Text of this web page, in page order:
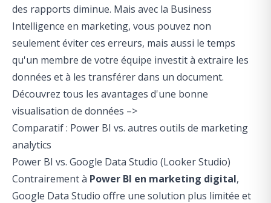
des rapports diminue. Mais avec la Business
Intelligence en marketing, vous pouvez non
seulement éviter ces erreurs, mais aussi le temps
qu'un membre de votre équipe investit à extraire les
données et à les transférer dans un document.
Découvrez tous les avantages d'une bonne
visualisation de données –>
Comparatif : Power BI vs. autres outils de marketing
analytics
Power BI vs. Google Data Studio (Looker Studio)
Contrairement à Power BI en marketing digital,
Google Data Studio offre une solution plus limitée et